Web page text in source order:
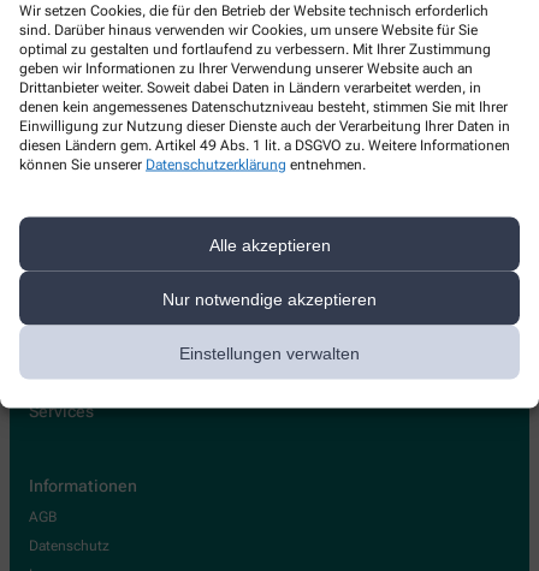
Wir setzen Cookies, die für den Betrieb der Website technisch erforderlich
sind. Darüber hinaus verwenden wir Cookies, um unsere Website für Sie
optimal zu gestalten und fortlaufend zu verbessern. Mit Ihrer Zustimmung
geben wir Informationen zu Ihrer Verwendung unserer Website auch an
Drittanbieter weiter. Soweit dabei Daten in Ländern verarbeitet werden, in
denen kein angemessenes Datenschutzniveau besteht, stimmen Sie mit Ihrer
Einwilligung zur Nutzung dieser Dienste auch der Verarbeitung Ihrer Daten in
diesen Ländern gem. Artikel 49 Abs. 1 lit. a DSGVO zu. Weitere Informationen
können Sie unserer Datenschutzerklärung entnehmen.
Alle akzeptieren
Nur notwendige akzeptieren
Einstellungen verwalten
Schiller-Apotheke
Theodor-Heuss-Str. 42,71566 Althütte
+49-7183 41685
+49-7183 41019
Services
Informationen
AGB
Datenschutz